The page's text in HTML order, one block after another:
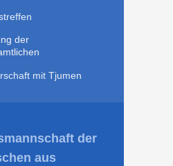
der
mit Tjumen
der
aus